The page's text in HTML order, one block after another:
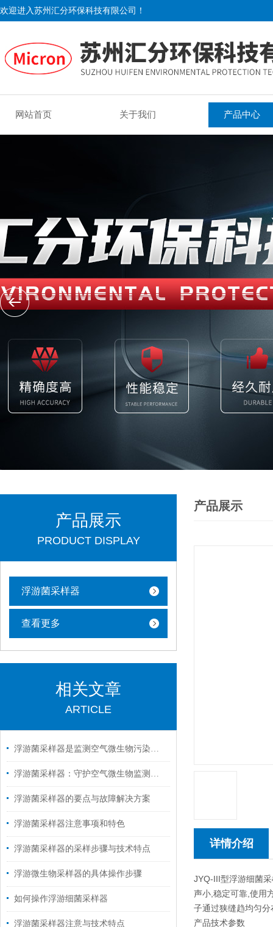
欢迎进入苏州汇分环保科技有限公司！
网站首页 关于我们 产品中心
产品展示
PRODUCT DISPLAY
浮游菌采样器
查看更多
相关文章
ARTICLE
浮游菌采样器是监测空气微生物污染的有效工具
浮游菌采样器：守护空气微生物监测的神器
浮游菌采样器的要点与故障解决方案
浮游菌采样器注意事项和特色
浮游菌采样器的采样步骤与技术特点
浮游微生物采样器的具体操作步骤
如何操作浮游细菌采样器
浮游菌采样器注意与技术特点
产品展示
详情介绍
JYQ-III型浮游细菌
声小,稳定可靠,使用
子通过狭缝趋均匀
产品技术参数